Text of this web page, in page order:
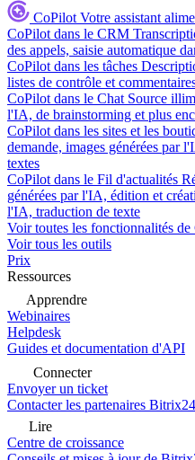
CoPilot Votre assistant
CoPilot dans le CRM
des appels, saisie automatique
CoPilot dans les tâches
listes de contrôle et
CoPilot dans le Chat Source
l'IA, de brainstorming et plus
CoPilot dans les sites et les
demande, images générées par
textes
CoPilot dans le Fil d'actualités
générées par l'IA, édition et
l'IA, traduction de texte
Voir toutes les fonctionnalités
Voir tous les outils
Prix
Ressources
Apprendre
Webinaires
Helpdesk
Guides et documentation d'API
Connecter
Envoyer un ticket
Contacter les partenaires
Lire
Centre de croissance